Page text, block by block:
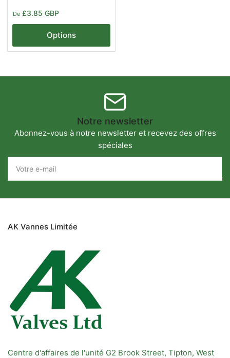
Prix
De £3.85 GBP
Options
Notre newsletter
Abonnez-vous à notre newsletter et recevez des offres
spéciales
mail
AK Vannes Limitée
Centre d'affaires de l'unité G2 Brook Street, Tipton, West